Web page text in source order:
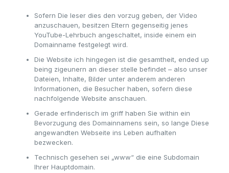
Sofern Die leser dies den vorzug geben, der Video
anzuschauen, besitzen Eltern gegenseitig jenes
YouTube-Lehrbuch angeschaltet, inside einem ein
Domainname festgelegt wird.
Die Website ich hingegen ist die gesamtheit, ended up
being zigeunern an dieser stelle befindet – also unser
Dateien, Inhalte, Bilder unter anderem anderen
Informationen, die Besucher haben, sofern diese
nachfolgende Website anschauen.
Gerade erfinderisch im griff haben Sie within ein
Bevorzugung des Domainnamens sein, so lange Diese
angewandten Webseite ins Leben aufhalten
bezwecken.
Technisch gesehen sei „www“ die eine Subdomain
Ihrer Hauptdomain.